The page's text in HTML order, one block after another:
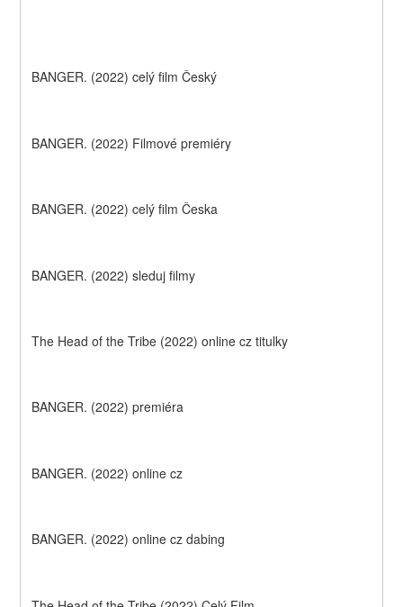
BANGER. (2022) celý film Český
BANGER. (2022) Filmové premiéry
BANGER. (2022) celý film Česka
BANGER. (2022) sleduj filmy
The Head of the Tribe (2022) online cz titulky
BANGER. (2022) premiéra
BANGER. (2022) online cz
BANGER. (2022) online cz dabing